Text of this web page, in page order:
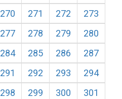
270 271 272
273
277 278 279
280
284 285 286
287
291 292 293
294
298 299 300
301